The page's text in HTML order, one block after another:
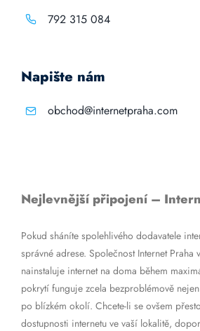
792 315 084
Napište nám
obchod@internetpraha.com
Nejlevnější připojení –
Pokud sháníte spolehlivého dodavatele
správné adrese. Společnost Internet Praha
nainstaluje internet na doma během
pokrytí funguje zcela bezproblémově
po blízkém okolí. Chcete-li se ovšem
dostupnosti internetu ve vaší lokalitě,